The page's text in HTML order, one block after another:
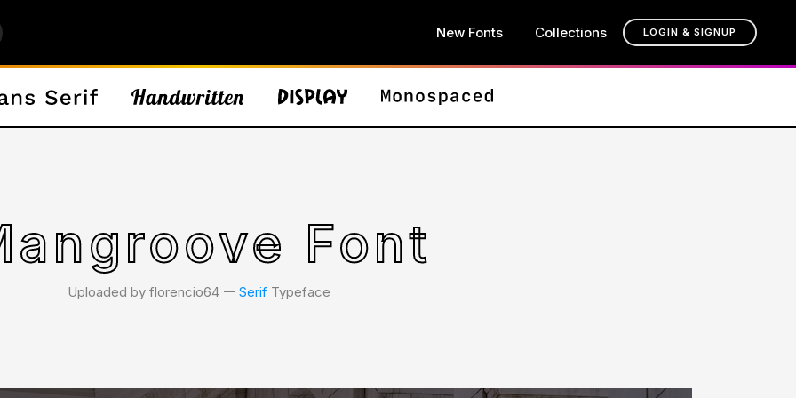
New Fonts Collections LOGIN & SIGNUP
Font
Uploaded by florencio64 𑁋 Serif Typeface